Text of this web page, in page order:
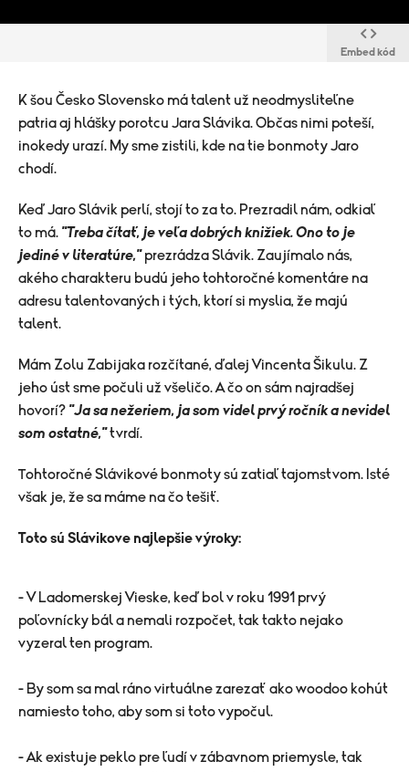
Embed kód
K šou Česko Slovensko má talent už neodmysliteľne
patria aj hlášky porotcu Jara Slávika. Občas nimi poteší,
inokedy urazí. My sme zistili, kde na tie bonmoty Jaro
chodí.
Keď Jaro Slávik perlí, stojí to za to. Prezradil nám, odkiaľ
to má. "Treba čítať, je veľa dobrých knižiek. Ono to je
jediné v literatúre,"prezrádza Slávik. Zaujímalo nás,
akého charakteru budú jeho tohtoročné komentáre na
adresu talentovaných i tých, ktorí si myslia, že majú
talent.
Mám Zolu Zabijaka rozčítané, ďalej Vincenta Šikulu. Z
jeho úst sme počuli už všeličo. A čo on sám najradšej
hovorí? "Ja sa nežeriem, ja som videl prvý ročník a nevidel
som ostatné,"tvrdí.
Tohtoročné Slávikové bonmoty sú zatiaľ tajomstvom. Isté
však je, že sa máme na čo tešiť.
Toto sú Slávikove najlepšie výroky:
- V Ladomerskej Vieske, keď bol v roku 1991 prvý
poľovnícky bál a nemali rozpočet, tak takto nejako
vyzeral ten program.
- By som sa mal ráno virtuálne zarezať ako woodoo kohút
namiesto toho, aby som si toto vypočul.
- Ak existuje peklo pre ľudí v zábavnom priemysle, tak